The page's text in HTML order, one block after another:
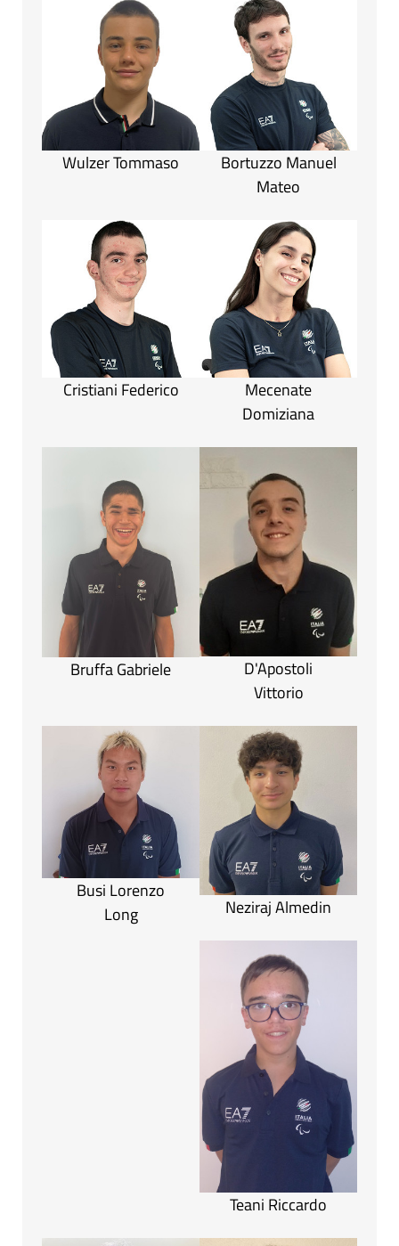
Wulzer Tommaso
Bortuzzo Manuel
Mateo
Cristiani Federico
Mecenate
Domiziana
Bruffa Gabriele
D'Apostoli
Vittorio
Busi Lorenzo
Long
Neziraj Almedin
Teani Riccardo